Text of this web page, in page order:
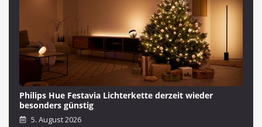
Philips Hue Festavia Lichterkette derzeit wieder
besonders günstig
5. August 2026